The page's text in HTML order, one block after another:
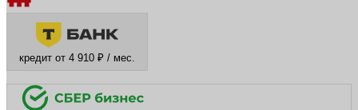
кредит от 4 910 ₽ / мес.